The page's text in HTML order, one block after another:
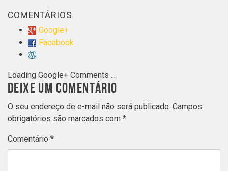
COMENTÁRIOS
Google+
Facebook
Loading Google+ Comments ...
DEIXE UM COMENTÁRIO
O seu endereço de e-mail não será publicado. Campos
obrigatórios são marcados com *
Comentário *